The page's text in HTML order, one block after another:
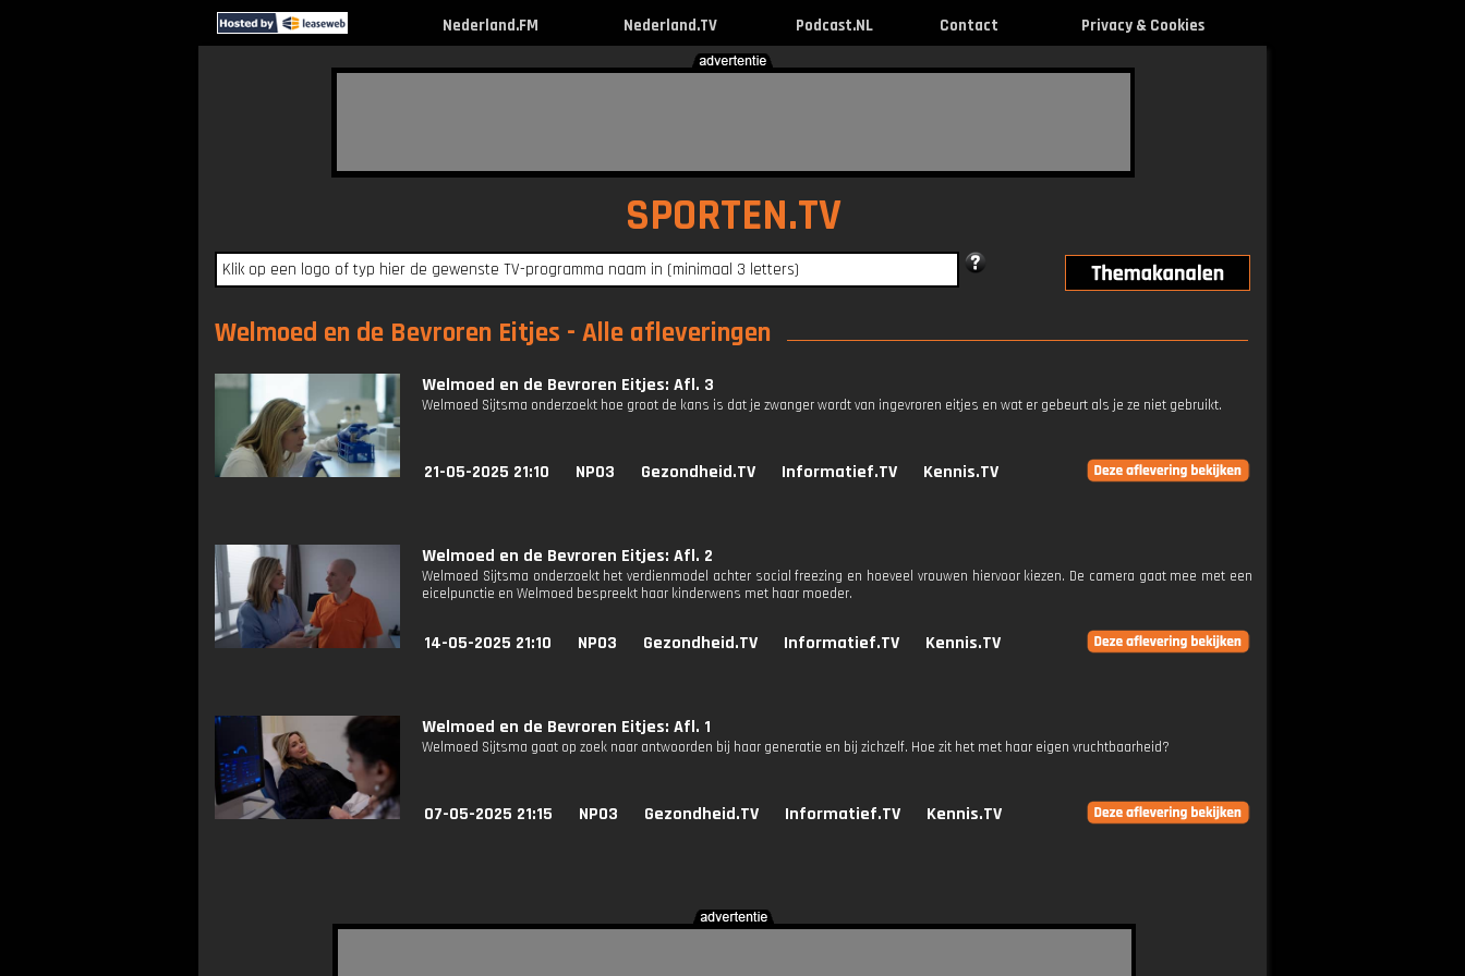
Nederland.FM Nederland.TV Podcast.NL Contact Privacy & Cookies
SPORTEN.TV
Welmoed en de Bevroren Eitjes - Alle afleveringen
Welmoed en de Bevroren Eitjes: Afl. 3
Welmoed Sijtsma onderzoekt hoe groot de kans is dat je zwanger wordt van ingevroren eitjes en wat er gebeurt als je ze niet gebruikt.
21-05-2025 21:10 NPO3 Gezondheid.TV Informatief.TV Kennis.TV
Welmoed en de Bevroren Eitjes: Afl. 2
Welmoed Sijtsma onderzoekt het verdienmodel achter social freezing en hoeveel vrouwen hiervoor kiezen. De camera gaat mee met een
eicelpunctie en Welmoed bespreekt haar kinderwens met haar moeder.
14-05-2025 21:10 NPO3 Gezondheid.TV Informatief.TV Kennis.TV
Welmoed en de Bevroren Eitjes: Afl. 1
Welmoed Sijtsma gaat op zoek naar antwoorden bij haar generatie en bij zichzelf. Hoe zit het met haar eigen vruchtbaarheid?
07-05-2025 21:15 NPO3 Gezondheid.TV Informatief.TV Kennis.TV